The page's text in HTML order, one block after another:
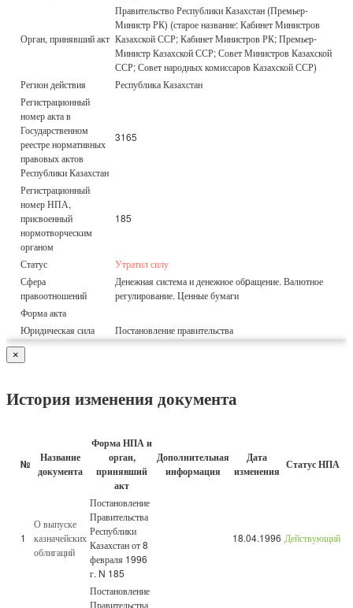
Орган, принявший акт
Правительство Республики Казахстан (Премьер-
Министр РК) (старое название: Кабинет Министров
Казахской ССР; Кабинет Министров РК; Премьер-
Министр Казахской ССР; Совет Министров Казахской
ССР; Совет народных комиссаров Казахской ССР)
Регион действия
Республика Казахстан
Регистрационный
номер акта в
Государственном
реестре нормативных
правовых актов
Республики Казахстан
3165
Регистрационный
номер НПА,
присвоенный
нормотворческим
органом
185
Статус
Утратил силу
Сфера
правоотношений
Денежная система и денежное обpащение. Валютное
регулирование. Ценные бумаги
Форма акта
Юридическая сила
Постановление правительства
×
История изменения документа
№
Название
документа
Форма НПА и
орган,
принявший
акт
Дополнительная
информация
Дата
изменения Статус НПА
1
О выпуске
казначейских
облигаций
Постановление
Правительства
Республики
Казахстан от 8
февраля 1996
г. N 185
18.04.1996 Действующий
Постановление
Правительства